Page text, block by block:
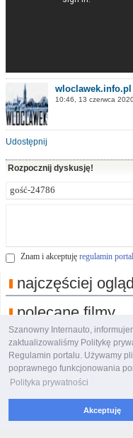
Szanowny Internauto,
zaktualizowaliśmy Politykę
Regulamin portalu. Używamy
poprawnego funkcjonowania
Polityka prywatności
Akceptuję
wloclawek.info.pl
10:46, 13 czerwca
Udostępnij
Rozpocznij dyskusję!
Znam i akceptuję regulamin
najczęściej
polecane filmy
© 2007-2026 Włocławski